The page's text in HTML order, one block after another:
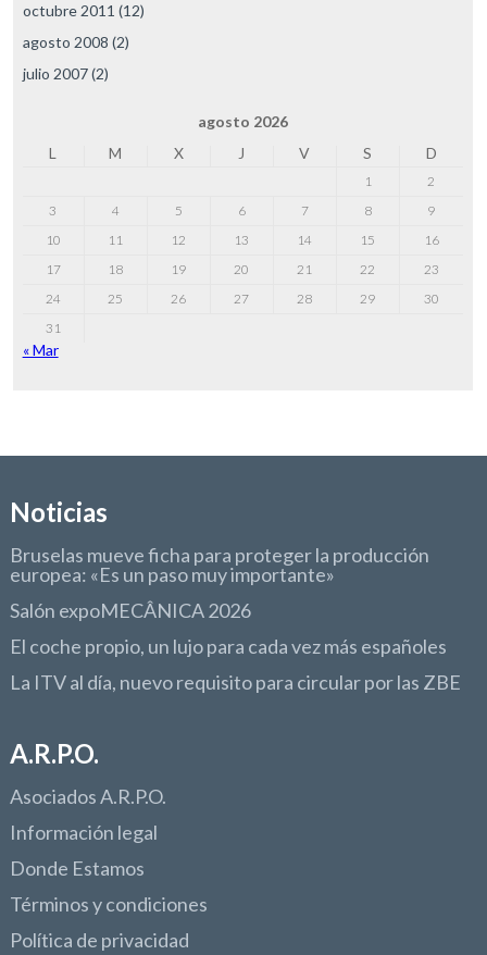
octubre 2011 (12)
agosto 2008 (2)
julio 2007(2)
agosto 2026
L
M X J V S D
1
2
3
4 5 6 7 8
9
10
11 12 13 14 15
16
17
18 19 20 21 22
23
24
25 26 27 28 29
30
31
« Mar
Noticias
Bruselas mueve ficha para proteger la producción
europea: «Es un paso muy importante»
Salón expoMECÂNICA 2026
El coche propio, un lujo para cada vez más españoles
La ITV al día, nuevo requisito para circular por las ZBE
A.R.P.O.
Asociados A.R.P.O.
Información legal
Donde Estamos
Términos y condiciones
Política de privacidad